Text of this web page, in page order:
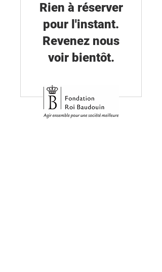
Rien à réserver
pour l'instant.
Revenez nous
voir bientôt.